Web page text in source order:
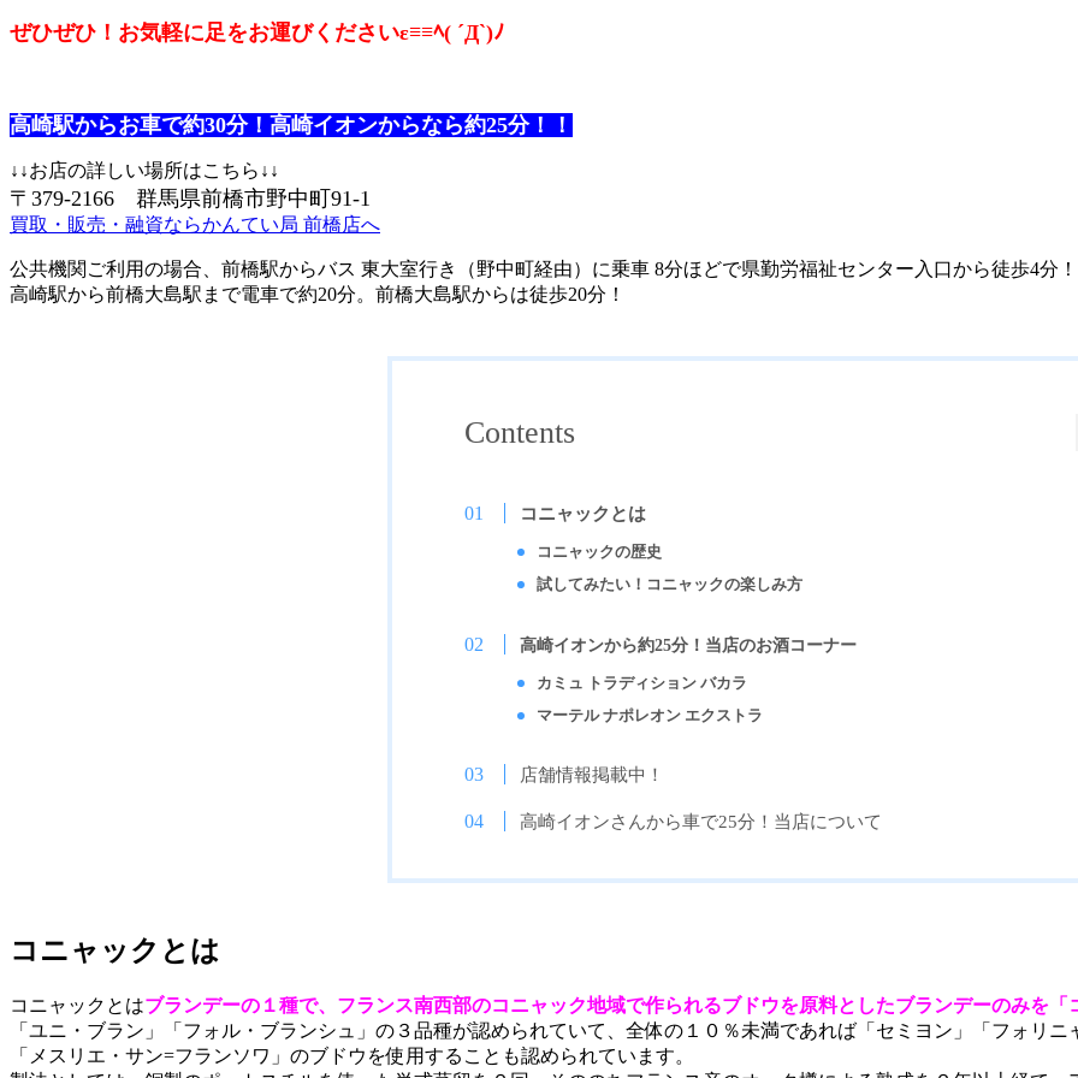
ぜひぜひ！お気軽に足をお運びくださいε≡≡ﾍ( ´Д`)ﾉ
高崎駅からお車で約30分！高崎イオンからなら約25分！！
↓↓お店の詳しい場所はこちら↓↓
〒379-2166 群馬県前橋市野中町91-1
買取・販売・融資ならかんてい局 前橋店へ
公共機関ご利用の場合、前橋駅からバス 東大室行き（野中町経由）に乗車 8分ほどで県勤労福祉センター入口から徒歩4分！
高崎駅から前橋大島駅まで電車で約20分。前橋大島駅からは徒歩20分！
Contents
コニャックとは
コニャックの歴史
試してみたい！コニャックの楽しみ方
高崎イオンから約25分！当店のお酒コーナー
カミュ トラディション バカラ
マーテル ナポレオン エクストラ
店舗情報掲載中！
高崎イオンさんから車で25分！当店について
コニャックとは
コニャックとはブランデーの１種で、フランス南西部のコニャック地域で作られるブドウを原料としたブランデーのみを「
「ユニ・ブラン」「フォル・ブランシュ」の３品種が認められていて、全体の１０％未満であれば「セミヨン」「フォリ
「メスリエ・サン=フランソワ」のブドウを使用することも認められています。